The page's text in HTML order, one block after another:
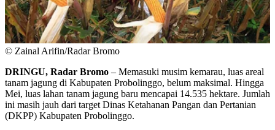
© Zainal Arifin/Radar Bromo
DRINGU, Radar Bromo – Memasuki musim kemarau, luas areal
tanam jagung di Kabupaten Probolinggo, belum maksimal. Hingga
Mei, luas lahan tanam jagung baru mencapai 14.535 hektare. Jumlah
ini masih jauh dari target Dinas Ketahanan Pangan dan Pertanian
(DKPP) Kabupaten Probolinggo.